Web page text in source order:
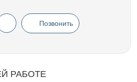
Позвонить
РАБОТЕ